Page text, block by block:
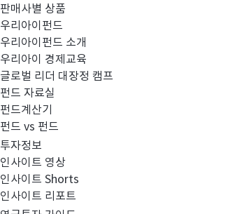
판매사별 상품
우리아이펀드
우리아이펀드 소개
우리아이 경제교육
글로벌 리더 대장정 캠프
펀드 자료실
펀드계산기
펀드 vs 펀드
투자정보
인사이트 영상
인사이트 Shorts
인사이트 리포트
펀드공시
2024년 4분기 영업보고서_미래에셋맵스아